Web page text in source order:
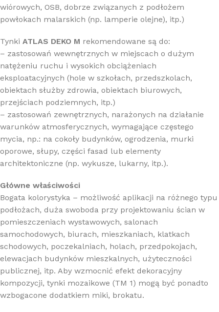
wiórowych, OSB, dobrze związanych z podłożem
powłokach malarskich (np. lamperie olejne), itp.)
Tynki ATLAS DEKO M rekomendowane są do:
– zastosowań wewnętrznych w miejscach o dużym
natężeniu ruchu i wysokich obciążeniach
eksploatacyjnych (hole w szkołach, przedszkolach,
obiektach służby zdrowia, obiektach biurowych,
przejściach podziemnych, itp.)
– zastosowań zewnętrznych, narażonych na działanie
warunków atmosferycznych, wymagające częstego
mycia, np.: na cokoły budynków, ogrodzenia, murki
oporowe, słupy, części fasad lub elementy
architektoniczne (np. wykusze, lukarny, itp.).
Główne właściwości
Bogata kolorystyka – możliwość aplikacji na różnego typu
podłożach, duża swoboda przy projektowaniu ścian w
pomieszczeniach wystawowych, salonach
samochodowych, biurach, mieszkaniach, klatkach
schodowych, poczekalniach, holach, przedpokojach,
elewacjach budynków mieszkalnych, użyteczności
publicznej, itp. Aby wzmocnić efekt dekoracyjny
kompozycji, tynki mozaikowe (TM 1) mogą być ponadto
wzbogacone dodatkiem miki, brokatu.